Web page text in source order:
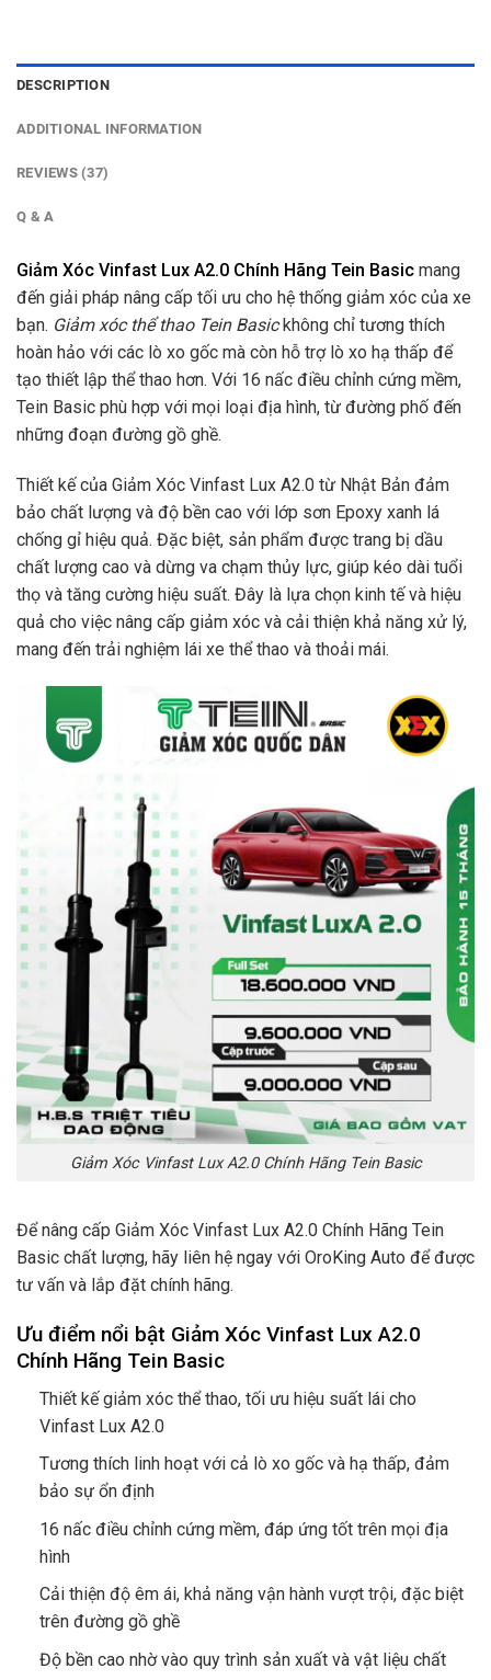
DESCRIPTION
ADDITIONAL INFORMATION
REVIEWS (37)
Q & A
Giảm Xóc Vinfast Lux A2.0 Chính Hãng Tein Basic mang
đến giải pháp nâng cấp tối ưu cho hệ thống giảm xóc của xe
bạn. Giảm xóc thể thao Tein Basickhông chỉ tương thích
hoàn hảo với các lò xo gốc mà còn hỗ trợ lò xo hạ thấp để
tạo thiết lập thể thao hơn. Với 16 nấc điều chỉnh cứng mềm,
Tein Basic phù hợp với mọi loại địa hình, từ đường phố đến
những đoạn đường gồ ghề.
Thiết kế của Giảm Xóc Vinfast Lux A2.0 từ Nhật Bản đảm
bảo chất lượng và độ bền cao với lớp sơn Epoxy xanh lá
chống gỉ hiệu quả. Đặc biệt, sản phẩm được trang bị dầu
chất lượng cao và dừng va chạm thủy lực, giúp kéo dài tuổi
thọ và tăng cường hiệu suất. Đây là lựa chọn kinh tế và hiệu
quả cho việc nâng cấp giảm xóc và cải thiện khả năng xử lý,
mang đến trải nghiệm lái xe thể thao và thoải mái.
Giảm Xóc Vinfast Lux A2.0 Chính Hãng Tein Basic
Để nâng cấp Giảm Xóc Vinfast Lux A2.0 Chính Hãng Tein
Basic chất lượng, hãy liên hệ ngay với OroKing Auto để được
tư vấn và lắp đặt chính hãng.
Ưu điểm nổi bật Giảm Xóc Vinfast Lux A2.0
Chính Hãng Tein Basic
Thiết kế giảm xóc thể thao, tối ưu hiệu suất lái cho
Vinfast Lux A2.0
Tương thích linh hoạt với cả lò xo gốc và hạ thấp, đảm
bảo sự ổn định
16 nấc điều chỉnh cứng mềm, đáp ứng tốt trên mọi địa
hình
Cải thiện độ êm ái, khả năng vận hành vượt trội, đặc biệt
trên đường gồ ghề
Độ bền cao nhờ vào quy trình sản xuất và vật liệu chất